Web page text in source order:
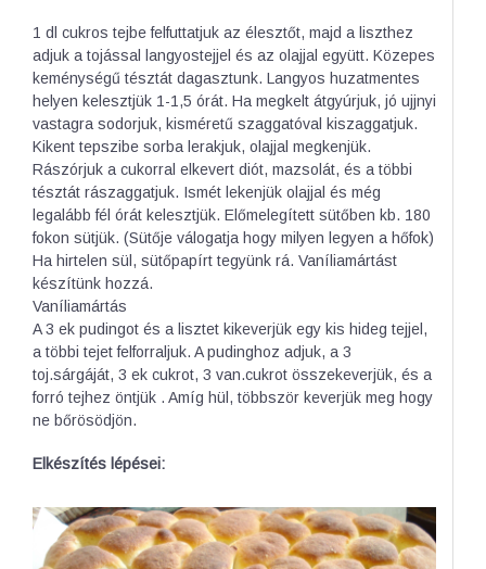
1 dl cukros tejbe felfuttatjuk az élesztőt, majd a liszthez
adjuk a tojással langyostejjel és az olajjal együtt. Közepes
keménységű tésztát dagasztunk. Langyos huzatmentes
helyen kelesztjük 1-1,5 órát. Ha megkelt átgyúrjuk, jó ujjnyi
vastagra sodorjuk, kisméretű szaggatóval kiszaggatjuk.
Kikent tepszibe sorba lerakjuk, olajjal megkenjük.
Rászórjuk a cukorral elkevert diót, mazsolát, és a többi
tésztát rászaggatjuk. Ismét lekenjük olajjal és még
legalább fél órát kelesztjük. Előmelegített sütőben kb. 180
fokon sütjük. (Sütője válogatja hogy milyen legyen a hőfok)
Ha hirtelen sül, sütőpapírt tegyünk rá. Vaníliamártást
készítünk hozzá.
Vaníliamártás
A 3 ek pudingot és a lisztet kikeverjük egy kis hideg tejjel,
a többi tejet felforraljuk. A pudinghoz adjuk, a 3
toj.sárgáját, 3 ek cukrot, 3 van.cukrot összekeverjük, és a
forró tejhez öntjük . Amíg hül, többször keverjük meg hogy
ne bőrösödjön.
Elkészítés lépései: